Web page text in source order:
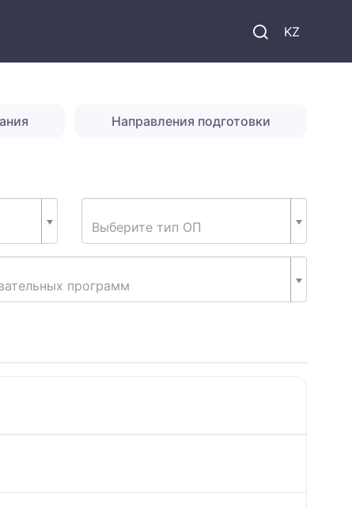
KZ
Направления подготовки
Выберите тип ОП
программ